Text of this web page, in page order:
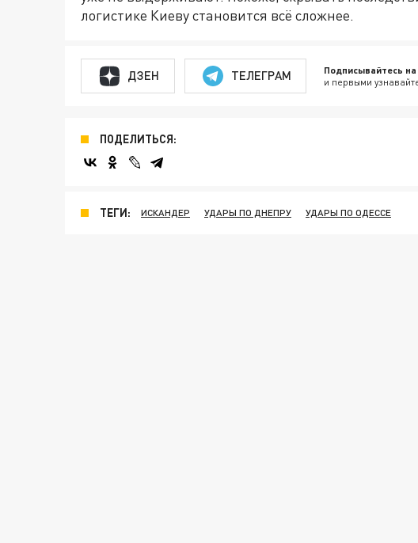
логистике Киеву становится всё сложнее.
ДЗЕН ТЕЛЕГРАМ Подписывайтесь
и первыми
ПОДЕЛИТЬСЯ:
ТЕГИ: ИСКАНДЕР УДАРЫ ПО ДНЕПРУ УДАРЫ ПО ОДЕССЕ